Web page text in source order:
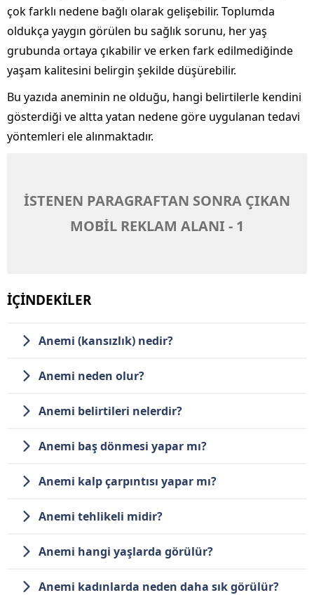
çok farklı nedene bağlı olarak gelişebilir. Toplumda
oldukça yaygın görülen bu sağlık sorunu, her yaş
grubunda ortaya çıkabilir ve erken fark edilmediğinde
yaşam kalitesini belirgin şekilde düşürebilir.
Bu yazıda aneminin ne olduğu, hangi belirtilerle kendini
gösterdiği ve altta yatan nedene göre uygulanan tedavi
yöntemleri ele alınmaktadır.
İSTENEN PARAGRAFTAN SONRA ÇIKAN
MOBİL REKLAM ALANI - 1
İÇİNDEKİLER
Anemi (kansızlık) nedir?
Anemi neden olur?
Anemi belirtileri nelerdir?
Anemi baş dönmesi yapar mı?
Anemi kalp çarpıntısı yapar mı?
Anemi tehlikeli midir?
Anemi hangi yaşlarda görülür?
Anemi kadınlarda neden daha sık görülür?